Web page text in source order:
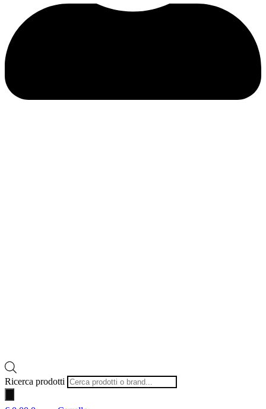
Ricerca prodotti